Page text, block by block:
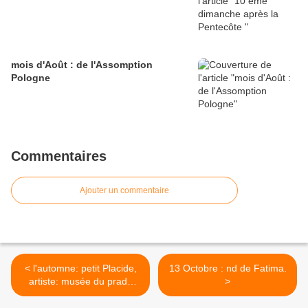
mois d'Août : de l'Assomption
Pologne
Commentaires
Ajouter un commentaire
< l'automne: petit Placide,
artiste: musée du prado
Madrid . 1999
13 Octobre : nd de Fatima.
>